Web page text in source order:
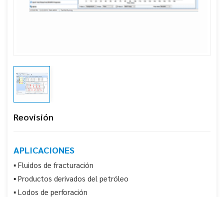
Reovisión
APLICACIONES
▪ Fluidos de fracturación
▪ Productos derivados del petróleo
▪ Lodos de perforación